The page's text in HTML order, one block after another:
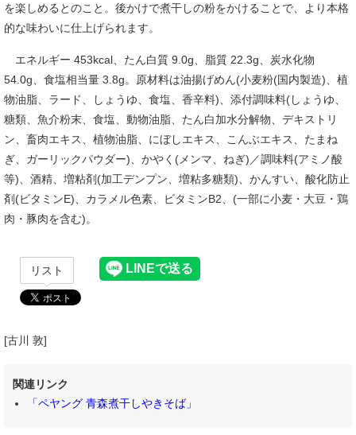
を楽しめるとのこと。後かけで煮干しの粉をかけることで、より本格
的な味わいに仕上げられます。
エネルギー 453kcal、たん白質 9.0g、脂質 22.3g、炭水化物
54.0g、食塩相当量 3.8g。原材料は油揚げめん(小麦粉(国内製造)、植
物油脂、ラード、しょうゆ、食塩、香辛料)、添付調味料(しょうゆ、
糖類、魚介粉末、食塩、動物油脂、たん白加水分解物、デキストリ
ン、畜肉エキス、植物油脂、にぼしエキス、こんぶエキス、たまね
ぎ、ガーリックパウダー)、かやく(メンマ、ねぎ)／調味料(アミノ酸
等)、酒精、増粘剤(加工デンプン、増粘多糖類)、かんすい、酸化防止
剤(ビタミンE)、カラメル色素、ビタミンB2、(一部に小麦・大豆・鶏
肉・豚肉を含む)。
リスト
[古川 敦]
関連リンク
「ペヤング 青森煮干しやきそば」